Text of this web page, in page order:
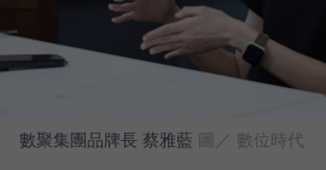
數聚集團品牌長 蔡雅藍 圖／ 數位時代